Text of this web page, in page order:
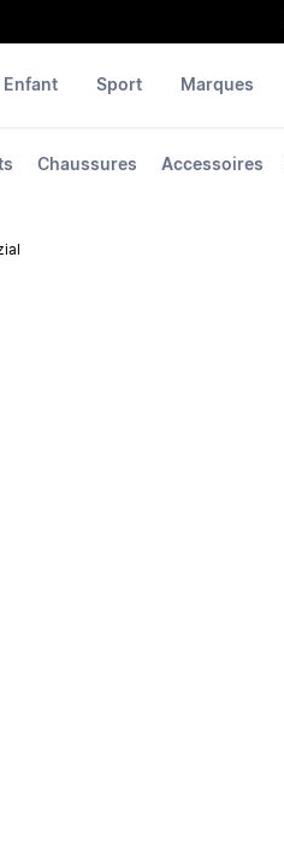
Chaussures Accessoires
Enfant Sport Marques